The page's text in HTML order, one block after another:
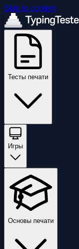
Skip to content
Тесты печати
Игры
Основы печати